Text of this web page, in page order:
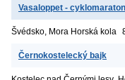
Vasaloppet - cyklomaraton
Švédsko, Mora Horská kola
Černokostelecký bajk